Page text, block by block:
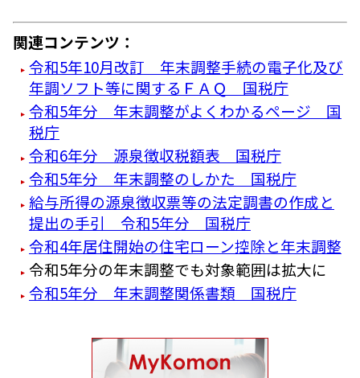
関連コンテンツ：
令和5年10月改訂 年末調整手続の電子化及び
年調ソフト等に関するＦＡＱ 国税庁
令和5年分 年末調整がよくわかるページ 国
税庁
令和6年分 源泉徴収税額表 国税庁
令和5年分 年末調整のしかた 国税庁
給与所得の源泉徴収票等の法定調書の作成と
提出の手引 令和5年分 国税庁
令和4年居住開始の住宅ローン控除と年末調整
令和5年分の年末調整でも対象範囲は拡大に
令和5年分 年末調整関係書類 国税庁